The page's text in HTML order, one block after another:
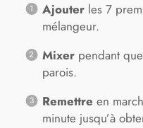
Ajouterles 7
mélangeur.
Mixerpendant
parois.
Remettre en
minute jusqu’à